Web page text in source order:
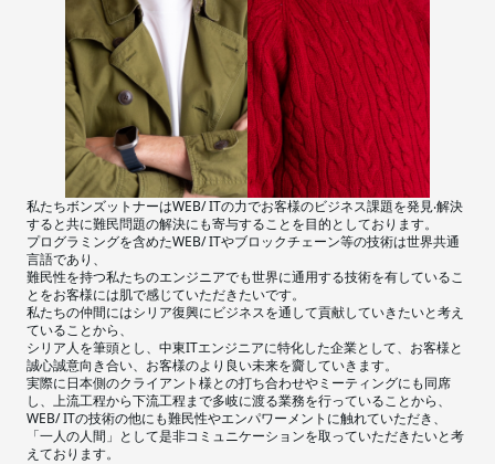
私たちボンズットナーはWEB/ ITの⼒でお客様のビジネス課題を発⾒‧解決
すると共に難⺠問題の解決にも寄与することを⽬的としております。
プログラミングを含めたWEB/ ITやブロックチェーン等の技術は世界共通
⾔語であり、
難⺠性を持つ私たちのエンジニアでも世界に通⽤する技術を有しているこ
とをお客様には肌で感じていただきたいです。
私たちの仲間にはシリア復興にビジネスを通して貢献していきたいと考え
ていることから、
シリア⼈を筆頭とし、中東ITエンジニアに特化した企業として、お客様と
誠⼼誠意向き合い、お客様のより良い未来を齎していきます。
実際に⽇本側のクライアント様との打ち合わせやミーティングにも同席
し、上流⼯程から下流⼯程まで多岐に渡る業務を⾏っていることから、
WEB/ ITの技術の他にも難⺠性やエンパワーメントに触れていただき、
「⼀⼈の⼈間」として是⾮コミュニケーションを取っていただきたいと考
えております。